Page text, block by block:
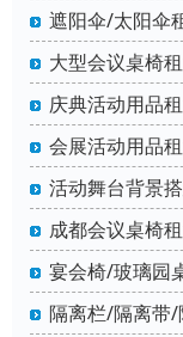
遮阳伞/太阳伞
大型会议桌椅
庆典活动用品
会展活动用品
活动舞台背景
成都会议桌椅
宴会椅/玻璃园
隔离栏/隔离带/